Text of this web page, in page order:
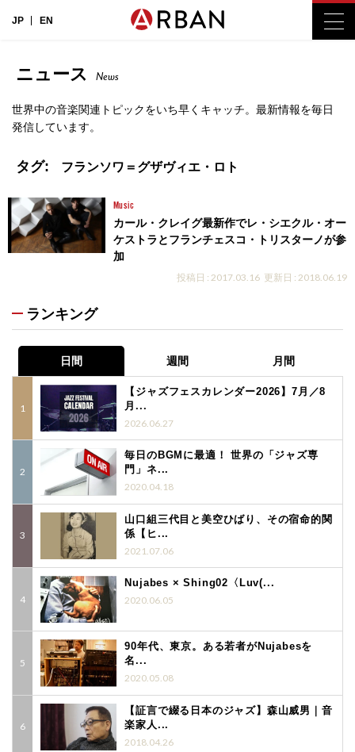
JP EN
ニュース News
世界中の音楽関連トピックをいち早くキャッチ。最新情報を毎日
発信しています。
タグ: フランソワ＝グザヴィエ・ロト
Music
カール・クレイグ最新作でレ・シエクル・オー
ケストラとフランチェスコ・トリスターノが参
加
投稿日 : 2017.03.16 更新日 : 2018.06.19
ランキング
日間 週間 月間
【ジャズフェスカレンダー2026】7月／8
月...
2026.06.27
毎日のBGMに最適！ 世界の「ジャズ専
門」ネ...
2020.04.18
山口組三代目と美空ひばり、その宿命的関
係【ヒ...
2021.07.06
Nujabes × Shing02〈Luv(...
2020.06.05
90年代、東京。ある若者がNujabesを
名...
2020.05.08
【証言で綴る日本のジャズ】森山威男｜音
楽家人...
2018.04.26